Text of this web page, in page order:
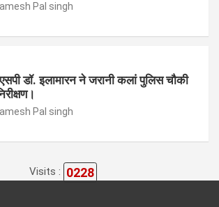
Pal singh
डॉ. इलामारन ने जरानी कलां पुलिस चौकी
Pal singh
Visits : 0228